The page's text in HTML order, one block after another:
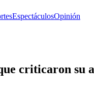
EspectáculosOpinión
criticaron su